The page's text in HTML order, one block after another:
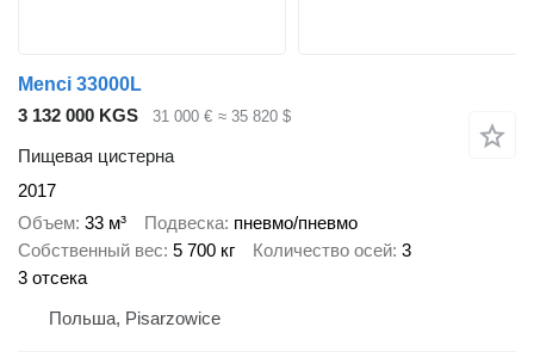
Menci 33000L
3 132 000 KGS
31 000 € ≈ 35 820 $
Пищевая цистерна
2017
Объем 33 м³ Подвеска пневмо/пневмо
Собственный вес 5 700 кг Количество осей 3
3 отсека
Польша, Pisarzowice